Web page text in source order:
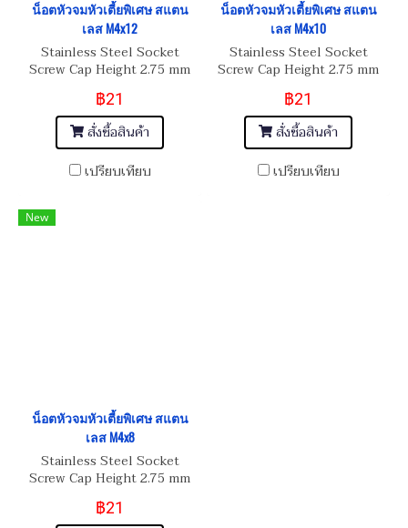
น็อตหัวจมหัวเตี้ยพิเศษ สแตน
เลส M4x12
Stainless Steel Socket
Screw Cap Height 2.75 mm
฿21
สั่งซื้อสินค้า
เปรียบเทียบ
น็อตหัวจมหัวเตี้ยพิเศษ สแตน
เลส M4x10
Stainless Steel Socket
Screw Cap Height 2.75 mm
฿21
สั่งซื้อสินค้า
เปรียบเทียบ
New
น็อตหัวจมหัวเตี้ยพิเศษ สแตน
เลส M4x8
Stainless Steel Socket
Screw Cap Height 2.75 mm
฿21